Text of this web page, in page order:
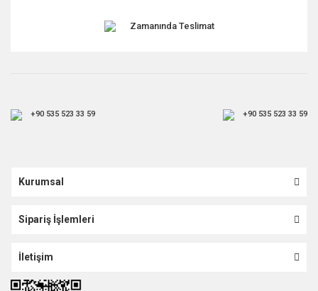
Zamanında Teslimat
+90 535 523 33 59 +90 535 523 33 59
Kurumsal
Sipariş İşlemleri
İletişim